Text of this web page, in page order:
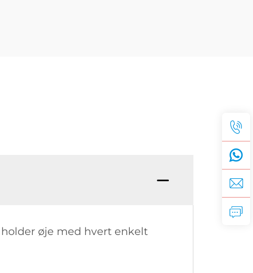
øje med hvert enkelt